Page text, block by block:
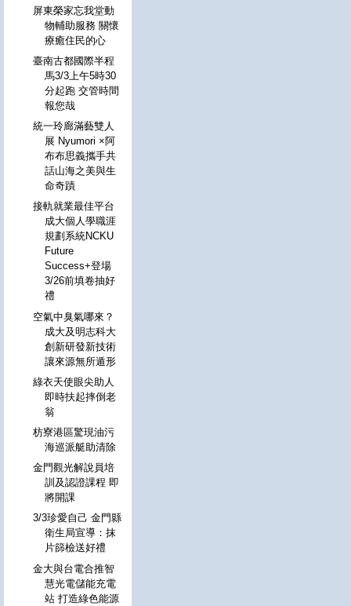
屏東榮家忘我堂動
物輔助服務 關懷
療癒住民的心
臺南古都國際半程
馬3/3上午5時30
分起跑 交管時間
報您哉
統一玲廊滿藝雙人
展 Nyumori ×阿
布布思義攜手共
話山海之美與生
命奇蹟
接軌就業最佳平台
成大個人學職涯
規劃系統NCKU
Future
Success+登場
3/26前填卷抽好
禮
空氣中臭氣哪來？
成大及明志科大
創新研發新技術
讓來源無所遁形
綠衣天使眼尖助人
即時扶起摔倒老
翁
枋寮港區驚現油污
海巡派艇助清除
金門觀光解說員培
訓及認證課程 即
將開課
3/3珍愛自己 金門縣
衛生局宣導：抹
片篩檢送好禮
金大與台電合推智
慧光電儲能充電
站 打造綠色能源